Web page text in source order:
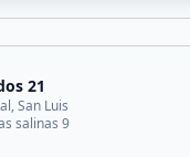
21
San Luis
salinas 9